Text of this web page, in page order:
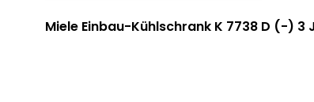
Miele Einbau-Kühlschrank K 7738 D (-)